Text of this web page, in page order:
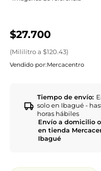
$27.700
(Mililitroa $120.43)
Vendido por:Mercacentro
Tiempo de envío:
solo en Ibagué -
horas hábiles
Envío a domicilio
en tienda
Ibagué